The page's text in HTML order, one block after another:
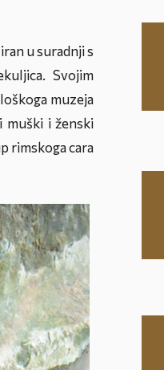
u suradnji s
Svojim
muzeja
muški i ženski
rimskoga cara